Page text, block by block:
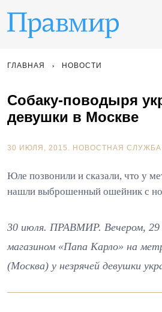
ГЛАВНАЯ НОВОСТИ
Собаку-поводыря
девушки в Москве
30 ИЮЛЯ, 2015. НОВОСТНАЯ
Юле позвонили и сказали, что у
нашли выброшенный ошейник с
30 июля. ПРАВМИР. Вечером, 29
магазином «Папа Карло» на
(Москва) у незрячей девушки